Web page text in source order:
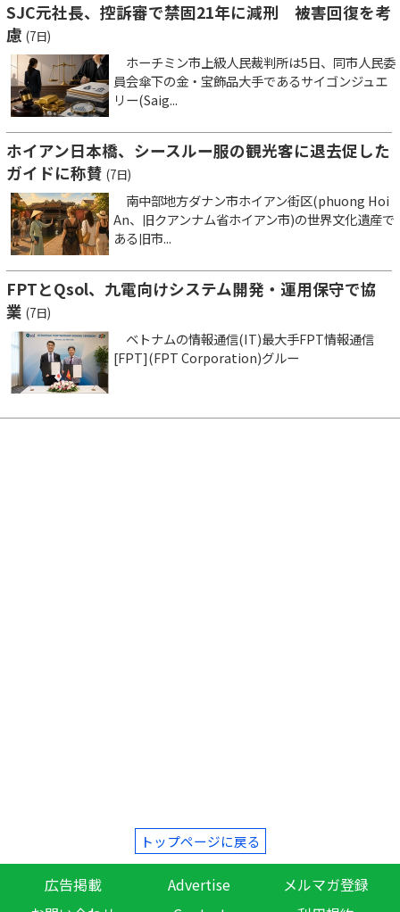
SJC元社長、控訴審で禁固21年に減刑 被害回復を考
慮 (7日)
ホーチミン市上級人民裁判所は5日、同市人民委
員会傘下の金・宝飾品大手であるサイゴンジュエ
リー(Saig...
ホイアン日本橋、シースルー服の観光客に退去促した
ガイドに称賛 (7日)
南中部地方ダナン市ホイアン街区(phuong Hoi
An、旧クアンナム省ホイアン市)の世界文化遺産で
ある旧市...
FPTとQsol、九電向けシステム開発・運用保守で協
業 (7日)
ベトナムの情報通信(IT)最大手FPT情報通信
[FPT](FPT Corporation)グルー
トップページに戻る
広告掲載 Advertise
メルマガ登録